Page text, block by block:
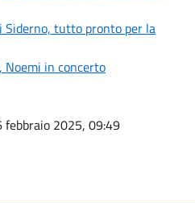
tutto pronto per la
Noemi in concerto
febbraio 2025, 09:49